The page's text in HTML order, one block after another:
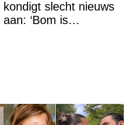
kondigt slecht nieuws
aan: ‘Bom is